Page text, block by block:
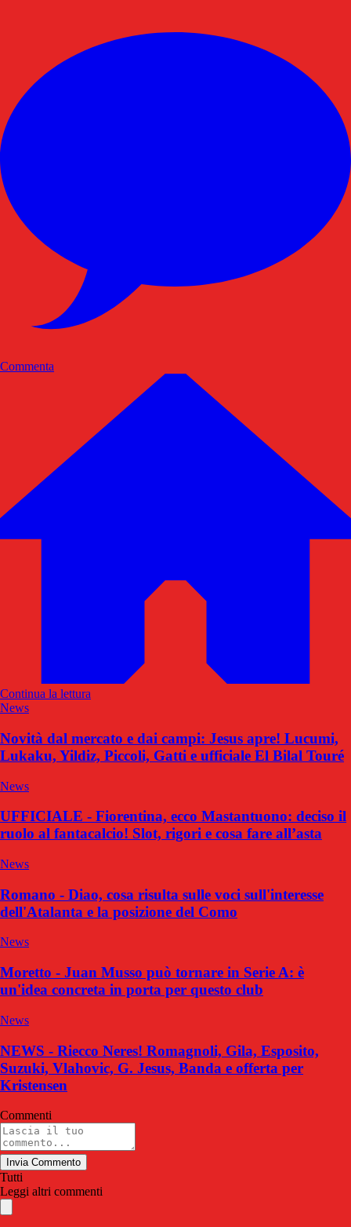
Commenta
Continua la lettura
News
Novità dal mercato e dai campi: Jesus apre! Lucumi,
Lukaku, Yildiz, Piccoli, Gatti e ufficiale El Bilal Touré
News
UFFICIALE - Fiorentina, ecco Mastantuono: deciso il
ruolo al fantacalcio! Slot, rigori e cosa fare all’asta
News
Romano - Diao, cosa risulta sulle voci sull'interesse
dell'Atalanta e la posizione del Como
News
Moretto - Juan Musso può tornare in Serie A: è
un'idea concreta in porta per questo club
News
NEWS - Riecco Neres! Romagnoli, Gila, Esposito,
Suzuki, Vlahovic, G. Jesus, Banda e offerta per
Kristensen
Commenti
Invia Commento
Tutti
Leggi altri commenti